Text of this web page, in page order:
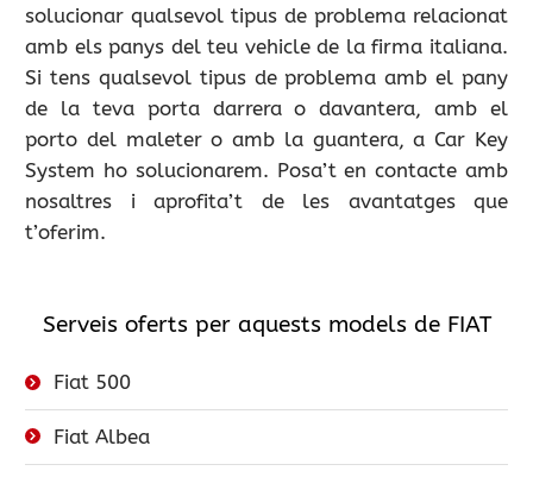
solucionar qualsevol tipus de problema relacionat
amb els panys del teu vehicle de la firma italiana.
Si tens qualsevol tipus de problema amb el pany
de la teva porta darrera o davantera, amb el
porto del maleter o amb la guantera, a Car Key
System ho solucionarem. Posa’t en contacte amb
nosaltres i aprofita’t de les avantatges que
t’oferim.
Serveis oferts per aquests models de FIAT
Fiat 500
Fiat Albea